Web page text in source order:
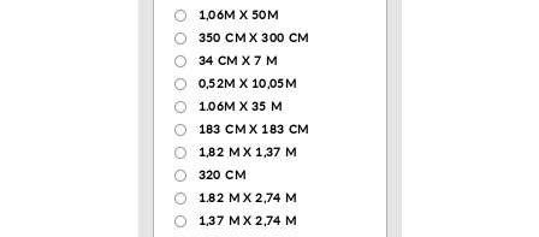
1,06M X 50M
350 CM X 300 CM
34 CM X 7 M
0,52М Х 10,05М
1.06M X 35 M
183 СМ Х 183 СМ
1,82 М Х 1,37 М
320 CM
1.82 М Х 2,74 М
1,37 М Х 2,74 М